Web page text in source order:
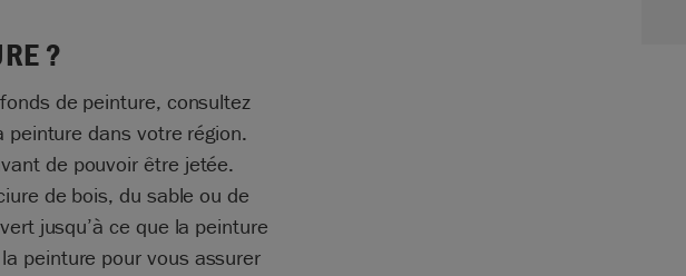
?
de peinture, consultez
peinture dans votre région.
de pouvoir être jetée.
de bois, du sable ou de
jusqu’à ce que la peinture
peinture pour vous assurer